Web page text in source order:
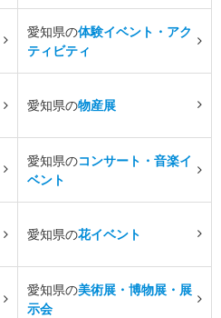
愛知県の体験イベント・アク
ティビティ
愛知県の物産展
愛知県のコンサート・音楽イ
ベント
愛知県の花イベント
愛知県の美術展・博物展・展
示会